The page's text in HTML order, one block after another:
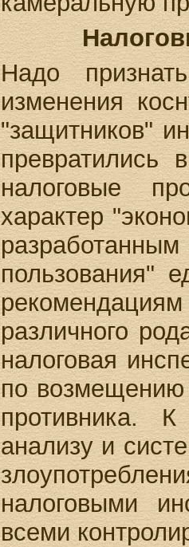
Надо
изменения
"защитников"
превратились
налоговые
характер
пользования"
различного
налоговая
по возмещению
противника.
анализу и
налоговыми
всеми